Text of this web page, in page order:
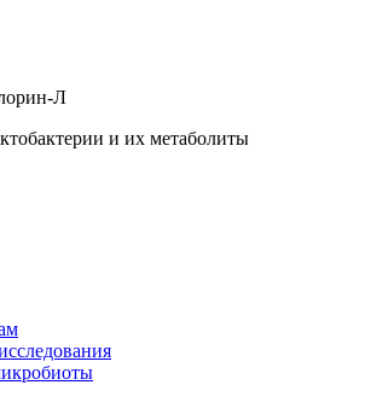
Л
и их метаболиты